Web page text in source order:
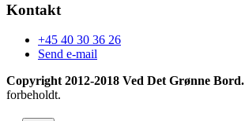
Kontakt
+45 40 30 36 26
Send e-mail
Copyright 2012-2018 Ved Det Grønne Bord.
forbeholdt.